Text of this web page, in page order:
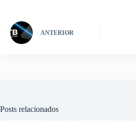
ANTERIOR
Posts relacionados